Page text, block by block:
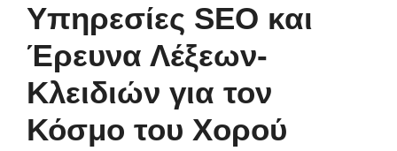
Υπηρεσίες SEO και
Έρευνα Λέξεων-
Κλειδιών για τον
Κόσμο του Χορού